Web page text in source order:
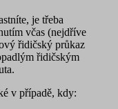
je třeba
včas (nejdříve
řidičský průkaz
řidičským
v případě, kdy: